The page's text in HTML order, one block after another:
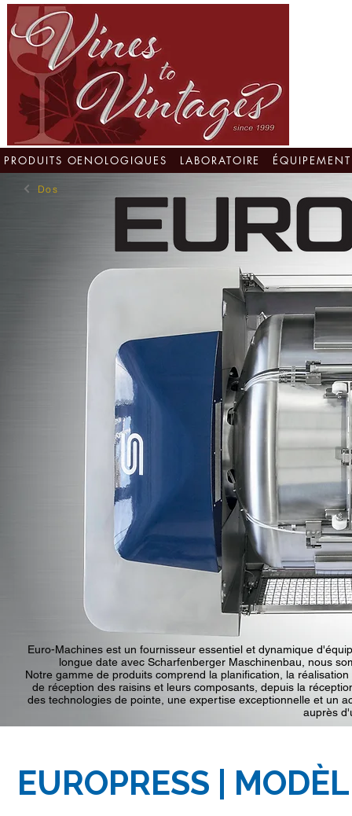
PRODUITS OENOLOGIQUES LABORATOIRE ÉQUIPEMENT
Dos
Euro-Machines est un fournisseur essentiel et dynamique
longue date avec Scharfenberger Maschinenbau, nous
Notre gamme de produits comprend la planification, la
de réception des raisins et leurs composants, depuis la
des technologies de pointe, une expertise exceptionnelle et un
auprès
EUROPRESS |